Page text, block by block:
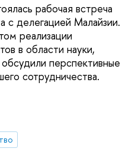
рабочая встреча
с делегацией Малайзии.
реализации
в области науки,
перспективные
сотрудничества.